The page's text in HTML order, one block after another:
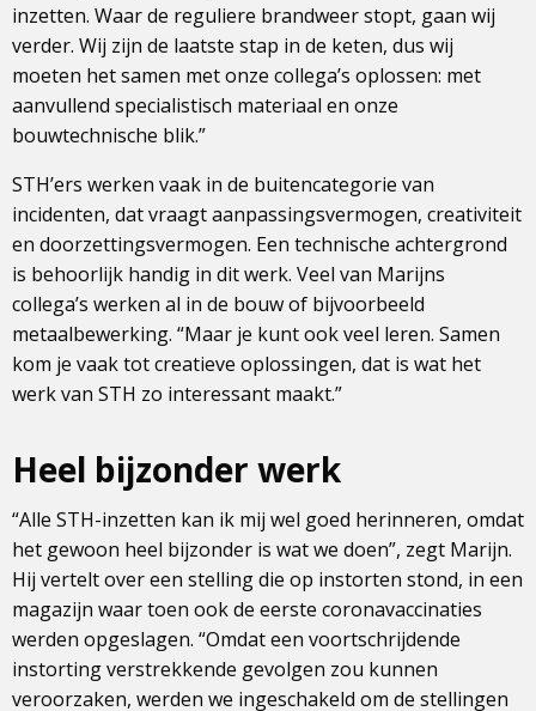
inzetten. Waar de reguliere brandweer stopt, gaan wij
verder. Wij zijn de laatste stap in de keten, dus wij
moeten het samen met onze collega’s oplossen: met
aanvullend specialistisch materiaal en onze
bouwtechnische blik.”
STH’ers werken vaak in de buitencategorie van
incidenten, dat vraagt aanpassingsvermogen, creativiteit
en doorzettingsvermogen. Een technische achtergrond
is behoorlijk handig in dit werk. Veel van Marijns
collega’s werken al in de bouw of bijvoorbeeld
metaalbewerking. “Maar je kunt ook veel leren. Samen
kom je vaak tot creatieve oplossingen, dat is wat het
werk van STH zo interessant maakt.”
Heel bijzonder werk
“Alle STH-inzetten kan ik mij wel goed herinneren, omdat
het gewoon heel bijzonder is wat we doen”, zegt Marijn.
Hij vertelt over een stelling die op instorten stond, in een
magazijn waar toen ook de eerste coronavaccinaties
werden opgeslagen. “Omdat een voortschrijdende
instorting verstrekkende gevolgen zou kunnen
veroorzaken, werden we ingeschakeld om de stellingen